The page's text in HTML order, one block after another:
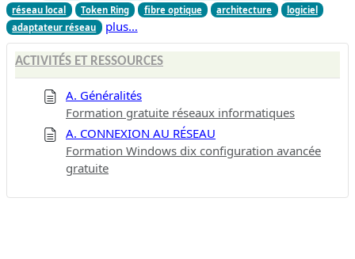
réseau local
Token Ring fibre optique architecture
logiciel
adaptateur réseau
plus…
ACTIVITÉS ET RESSOURCES
A. Généralités
Formation gratuite réseaux informatiques
A. CONNEXION AU RÉSEAU
Formation Windows dix configuration avancée
gratuite